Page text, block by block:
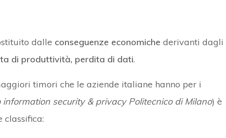
dalle conseguenze economiche derivanti dagli
di produttività, perdita di dati.
timori che le aziende italiane hanno per i
security & privacy Politecnico di Milano) è
classifica: